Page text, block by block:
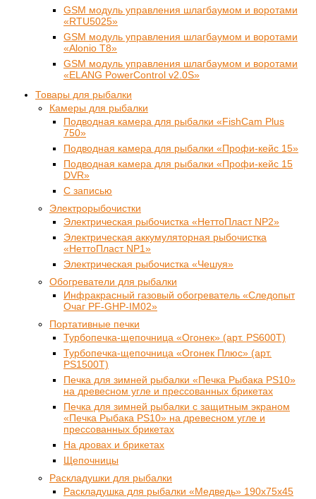
GSM модуль управления шлагбаумом и воротами
«RTU5025»
GSM модуль управления шлагбаумом и воротами
«Alonio T8»
GSM модуль управления шлагбаумом и воротами
«ELANG PowerControl v2.0S»
Товары для рыбалки
Камеры для рыбалки
Подводная камера для рыбалки «FishCam Plus
750»
Подводная камера для рыбалки «Профи-кейс 15»
Подводная камера для рыбалки «Профи-кейс 15
DVR»
С записью
Электрорыбочистки
Электрическая рыбочистка «НеттоПласт NP2»
Электрическая аккумуляторная рыбочистка
«НеттоПласт NP1»
Электрическая рыбочистка «Чешуя»
Обогреватели для рыбалки
Инфракрасный газовый обогреватель «Следопыт
Очаг PF-GHP-IM02»
Портативные печки
Турбопечка-щепочница «Огонек» (арт. PS600Т)
Турбопечка-щепочница «Огонек Плюс» (арт.
PS1500Т)
Печка для зимней рыбалки «Печка Рыбака PS10»
на древесном угле и прессованных брикетах
Печка для зимней рыбалки с защитным экраном
«Печка Рыбака PS10» на древесном угле и
прессованных брикетах
На дровах и брикетах
Щепочницы
Раскладушки для рыбалки
Раскладушка для рыбалки «Медведь» 190x75x45